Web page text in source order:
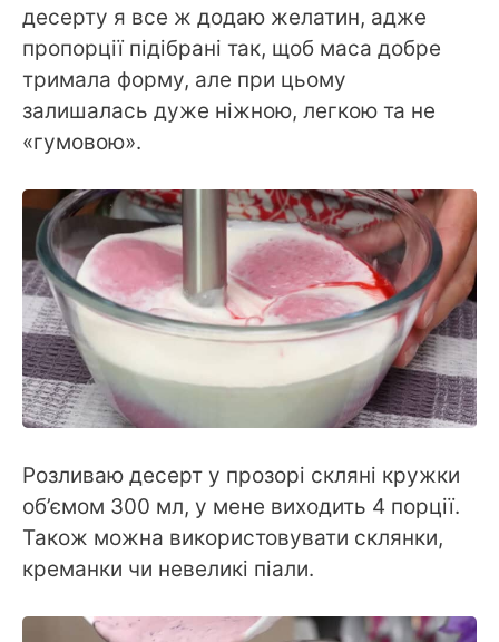
десерту я все ж додаю желатин, адже
пропорції підібрані так, щоб маса добре
тримала форму, але при цьому
залишалась дуже ніжною, легкою та не
«гумовою».
Розливаю десерт у прозорі скляні кружки
об’ємом 300 мл, у мене виходить 4 порції.
Також можна використовувати склянки,
креманки чи невеликі піали.